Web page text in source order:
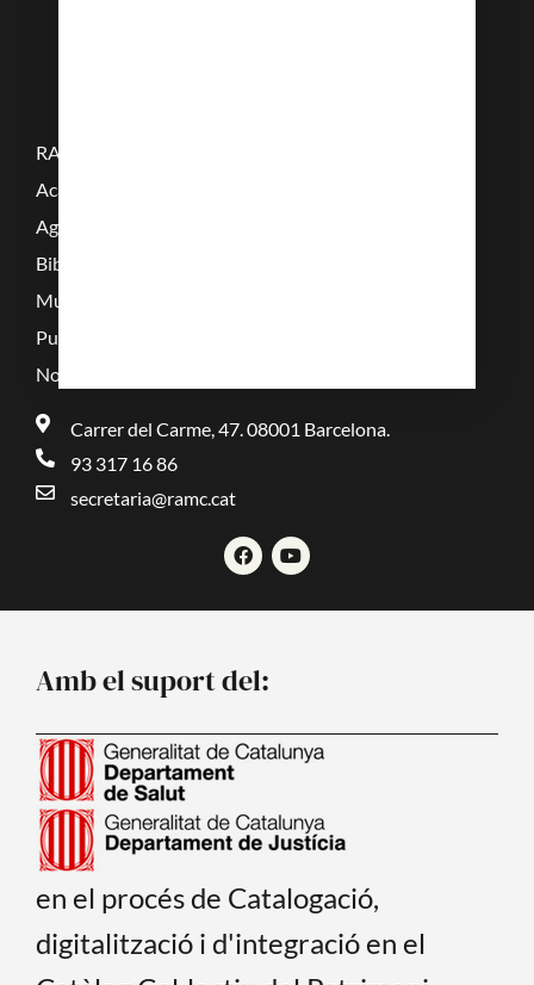
RAMC
Acadèmics
Agenda
Biblioteca
Multimèdia
Publicacions
Noticies
Carrer del Carme, 47. 08001 Barcelona.
93 317 16 86
secretaria@ramc.cat
F
a
c
k
Y
o
u
Amb el suport del:
en el procés de Catalogació,
digitalització i d'integració en el